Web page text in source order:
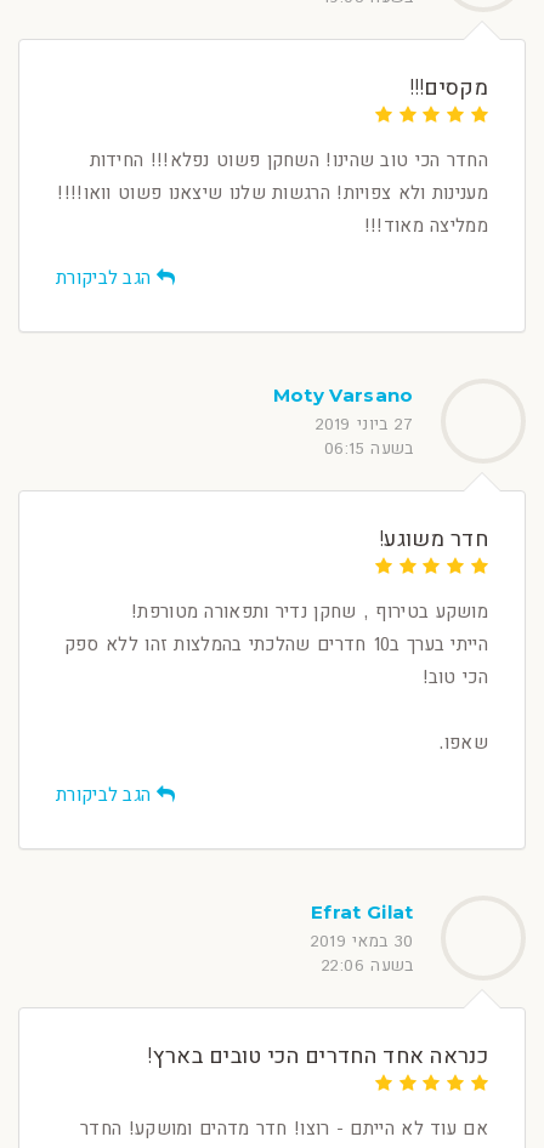
מקסים!!!
החדר הכי טוב שהינו! השחקן פשוט נפלא!!! החידות
מענינות ולא צפויות! הרגשות שלנו שיצאנו פשוט וואו!!!!
ממליצה מאוד!!!
הגב לביקורת
Moty Varsano
27 ביוני 2019
בשעה 06:15
חדר משוגע!
מושקע בטירוף , שחקן נדיר ותפאורה מטורפת!
הייתי בערך ב10 חדרים שהלכתי בהמלצות זהו ללא ספק
הכי טוב!
שאפו.
הגב לביקורת
Efrat Gilat
30 במאי 2019
בשעה 22:06
כנראה אחד החדרים הכי טובים בארץ!
אם עוד לא הייתם - רוצו! חדר מדהים ומושקע! החדר